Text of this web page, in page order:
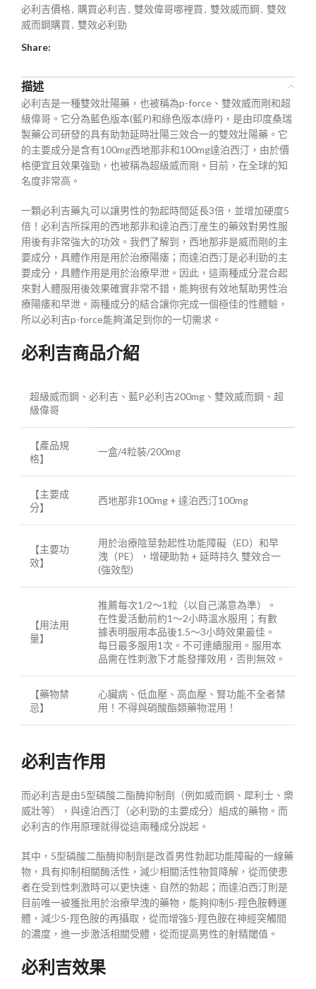
必利吉價格, 購買必利吉, 雙效偉哥哪裡買, 雙效威而鋼, 雙效
威而鋼購買, 雙效必利勁
Share:
描述
必利吉是一種雙效壯陽藥，也被稱為p-force、雙效威而剛和超
級偉哥。它分為藍色版本(藍P)和綠色版本(綠P)，是由印度桑瑞
製藥公司研發的具有助勃延時壯陽三效合一的雙效壯陽藥。它
的主要成分是含有100mg西地那非和100mg達泊西汀，由於價
格便宜且效果強勁，也被稱為超級威而剛。目前，在全球的知
名度非常高。
一顆必利吉藥丸可以讓男性的勃起時間延長3倍，並增加硬度5
倍！必利吉所採用的西地那非和達泊西汀産生的藥效對男性服
用後有非常強大的功效。我們了解到，西地那非是威而剛的主
要成分，具體作用是用於治療陽痿；而達泊西汀是必利勁的主
要成分，具體作用是用於治療早泄。因此，這兩種成分混合起
來對人體服用後效果確實非常不錯，能夠很有效地幫助男性治
療陽痿和早泄。兩種成分的結合讓你完成一個極佳的性體驗，
所以必利吉p-force能夠滿足到你的一切需求。
必利吉商品介紹
超級威而鋼、必利吉、藍P必利吉200mg、雙效威而鋼、超
級偉哥
【產品規
格】
一盒/4粒裝/200mg
【主要成
分】
西地那非100mg + 達泊西汀100mg
【主要功
效】
用於治療陰莖勃起性功能障礙（ED）和早
洩（PE），增硬助勃 + 延時持久 雙效合一
(強效型)
【用法用
量】
推薦每次1/2～1粒（以自己滿意為準）。
在性愛活動前約1～2小時溫水服用；有數
據表明服用本品後1.5～3小時效果最佳。
每日最多服用1次。不可連續服用。服用本
品需在性刺激下才能發揮效用，否則無效。
【藥物禁
忌】
心臟病、低血壓、高血壓、腎功能不全者禁
用！不得與硝酸酯類藥物混用！
必利吉作用
而必利吉是由5型磷酸二酯酶抑制劑（例如威而鋼、犀利士、樂
威壯等），與達泊西汀（必利勁的主要成分）組成的藥物。而
必利吉的作用原理就得從這兩種成分說起。
其中，5型磷酸二酯酶抑制劑是改善男性勃起功能障礙的一線藥
物，具有抑制相關酶活性，減少相關活性物質降解，從而使患
者在受到性刺激時可以更快速、自然的勃起；而達泊西汀則是
目前唯一被獲批用於治療早洩的藥物，能夠抑制5-羥色胺轉運
體，減少5-羥色胺的再攝取，從而增強5-羥色胺在神經突觸間
的濃度，進一步激活相關受體，從而提高男性的射精閾值。
必利吉效果